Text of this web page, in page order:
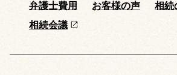
弁護士費用
お客様の声
相続
相続会議